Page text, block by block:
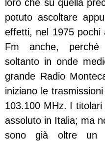
loro che su quella
potuto ascoltare
effetti, nel 1975 pochi
Fm anche,
soltanto in onde
grande Radio
iniziano le
103.100 MHz. I
assoluto in Italia; ma
sono già oltre un